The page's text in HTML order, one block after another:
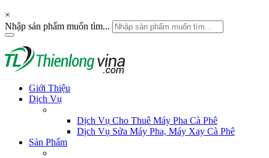
×
Nhập sản phẩm muốn tìm...
Giới Thiệu
Dịch Vụ
Dịch Vụ Cho Thuê Máy Pha Cà Phê
Dịch Vụ Sửa Máy Pha, Máy Xay Cà Phê
Sản Phẩm